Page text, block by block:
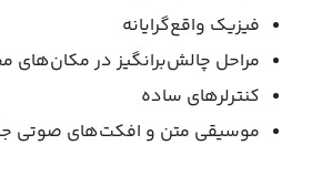
فیزیک واقع‌گرایانه
مراحل چالش‌برانگیز در مکان‌های
کنترلرهای ساده
موسیقی متن و افکت‌‌های صوتی